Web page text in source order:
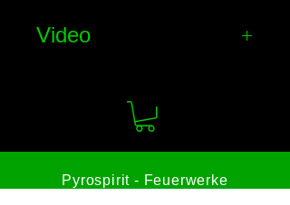
Video
Pyrospirit - Feuerwerke